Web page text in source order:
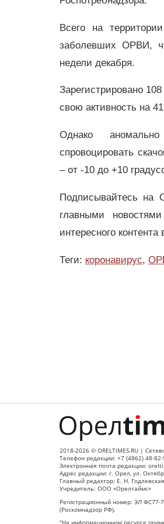
Всего на
заболевших ОРВИ,
недели декабря.
Зарегистрировано
свою активность на
Однако
спровоцировать
– от -10 до +10
Подписывайтесь на
главными
интересного контента
Теги: коронавирус,
2018-2026 © ORELTIMES.RU |
Телефон редакции: +7 (4862) 48-
Электронная почта редакции:
Адрес редакции: г. Орел, ул.
Главный редактор: Е. Н. Годлевская
Учредитель: ООО «Орелтаймс»
Регистрационный номер: ЭЛ ФС77-
(Роскомнадзор РФ).